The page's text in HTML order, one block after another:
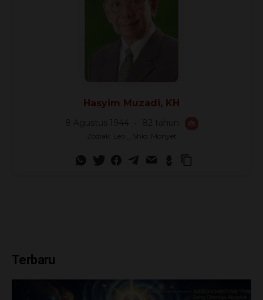
Hasyim Muzadi, KH
8 Agustus 1944 82 tahun
Zodiak: Leo ‿ Shio: Monyet
Terbaru